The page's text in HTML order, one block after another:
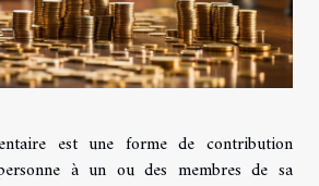
est une forme de contribution
à un ou des membres de sa